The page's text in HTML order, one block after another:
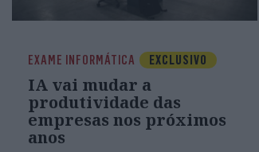
EXAME INFORMÁTICA EXCLUSIVO
IA vai mudar a
produtividade das
empresas nos próximos
anos